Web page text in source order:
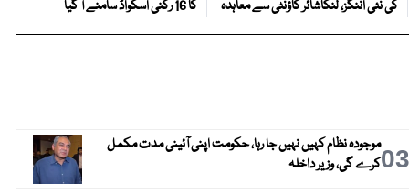
کی نئی اننگز، لنکاشائر کاؤنٹی سے معاہدہ
کا 16 رکنی اسکواڈ سامنے آ گیا
03موجودہ نظام کہیں نہیں جا رہا، حکومت اپنی آئینی مدت مکمل
کرے گی، وزیر داخلہ